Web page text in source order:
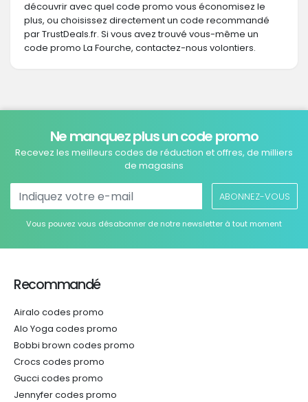
découvrir avec quel code promo vous économisez le
plus, ou choisissez directement un code recommandé
par TrustDeals.fr. Si vous avez trouvé vous-même un
code promo La Fourche, contactez-nous volontiers.
Ne manquez plus un code promo
Recevez les meilleurs codes de réduction et offres, de milliers
de magasins
ABONNEZ-VOUS
Vous pouvez vous désabonner de notre newsletter à tout moment
Recommandé
Airalo codes promo
Alo Yoga codes promo
Bobbi brown codes promo
Crocs codes promo
Gucci codes promo
Jennyfer codes promo